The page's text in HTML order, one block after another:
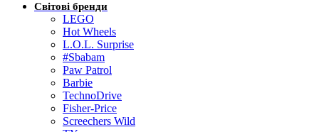
Світові бренди
LEGO
Hot Wheels
L.O.L. Surprise
#Sbabam
Paw Patrol
Barbie
TechnoDrive
Fisher-Price
Screechers Wild